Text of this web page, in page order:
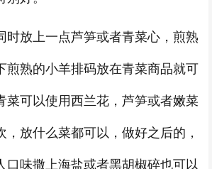
时放上一点芦笋或者青菜心，煎熟
煎熟的小羊排码放在青菜商品就可
菜可以使用西兰花，芦笋或者嫩菜
，放什么菜都可以，做好之后的，
口味撒上海盐或者黑胡椒碎也可以